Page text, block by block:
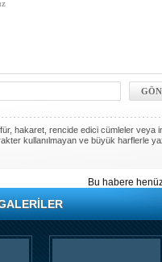
hakaret, rencide edici cümleler veya
kullanılmayan ve büyük harflerle
Bu habere